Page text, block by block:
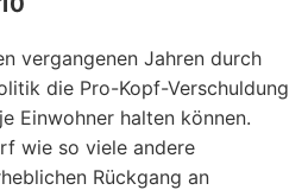
vergangenen Jahren durch
die Pro-Kopf-Verschuldung
Einwohner halten können.
wie so viele andere
Rückgang an